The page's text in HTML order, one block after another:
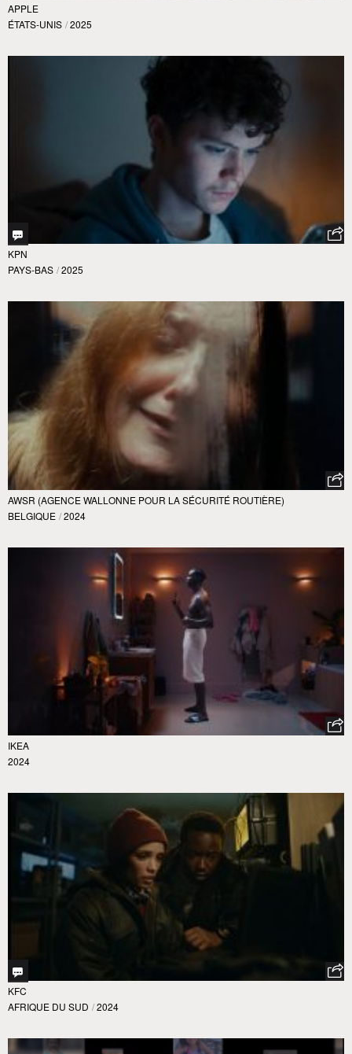
APPLE
ÉTATS-UNIS / 2025
KPN
PAYS-BAS / 2025
AWSR (AGENCE WALLONNE POUR LA SÉCURITÉ ROUTIÈRE)
BELGIQUE / 2024
IKEA
2024
KFC
AFRIQUE DU SUD / 2024